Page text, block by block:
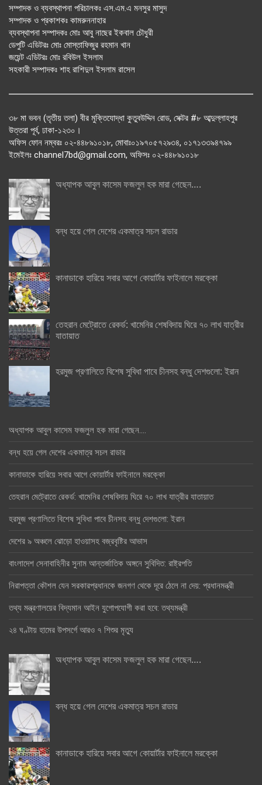
সম্পাদক ও ব্যবস্থাপনা পরিচালকঃ এস.এম.এ মনসুর মাসুদ
সম্পাদক ও প্রকাশকঃ কামরুননাহার
ব্যবস্থাপনা সম্পাদকঃ মোঃ আবু নাছের ইকবাল চৌধুরী
ডেপুটি এডিটরঃ মোঃ মোস্তাফিজুর রহমান খান
জয়েন্ট এডিটরঃ মোঃ রবিউল ইসলাম
সহকারী সম্পাদকঃ শাহ রাশিদুল ইসলাম রাসেল
৩৮ মা ভবন (তৃতীয় তলা) বীর মুক্তিযোদ্ধা কুতুবউদ্দিন রোড, সেক্টর #৮ আব্দুল্লাহপুর
উত্তরা পূর্ব, ঢাকা-১২৩০।
অফিস ফোন নম্বরঃ ০২-৪৪৮৯১০১৮, মোবাঃ০১৯৭০৫৭২৯৩৪, ০১৭১৩৩৯৪৭৯৯
ইমেইলঃ channel7bd@gmail.com, অফিসঃ ০২-৪৪৮৯১০১৮
অধ্যাপক আবুল কাসেম ফজলুল হক মারা গেছেন….
বন্ধ হয়ে গেল দেশের একমাত্র সচল রাডার
কানাডাকে হারিয়ে সবার আগে কোয়ার্টার ফাইনালে মরক্কো
তেহরান মেট্রোতে রেকর্ড: খামেনির শেষবিদায় ঘিরে ৭০ লাখ যাত্রীর
যাতায়াত
হরমুজ প্রণালিতে বিশেষ সুবিধা পাবে চীনসহ বন্ধু দেশগুলো: ইরান
অধ্যাপক আবুল কাসেম ফজলুল হক মারা গেছেন….
বন্ধ হয়ে গেল দেশের একমাত্র সচল রাডার
কানাডাকে হারিয়ে সবার আগে কোয়ার্টার ফাইনালে মরক্কো
তেহরান মেট্রোতে রেকর্ড: খামেনির শেষবিদায় ঘিরে ৭০ লাখ যাত্রীর যাতায়াত
হরমুজ প্রণালিতে বিশেষ সুবিধা পাবে চীনসহ বন্ধু দেশগুলো: ইরান
দেশের ৯ অঞ্চলে ঝোড়ো হাওয়াসহ বজ্রবৃষ্টির আভাস
বাংলাদেশ সেনাবাহিনীর সুনাম আন্তর্জাতিক অঙ্গনে সুবিদিত: রাষ্ট্রপতি
নিরাপত্তা কৌশল যেন সরকারপ্রধানকে জনগণ থেকে দূরে ঠেলে না দেয়: প্রধানমন্ত্রী
তথ্য মন্ত্রণালয়ের বিদ্যমান আইন যুগোপযোগী করা হবে: তথ্যমন্ত্রী
২৪ ঘণ্টায় হামের উপসর্গে আরও ৭ শিশুর মৃত্যু
অধ্যাপক আবুল কাসেম ফজলুল হক মারা গেছেন….
বন্ধ হয়ে গেল দেশের একমাত্র সচল রাডার
কানাডাকে হারিয়ে সবার আগে কোয়ার্টার ফাইনালে মরক্কো